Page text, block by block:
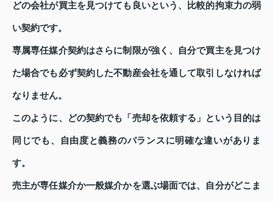
どの会社が買主を見つけても良いという、比較的拘束力の弱
い契約です。
専属専任媒介契約はさらに制限が強く、自分で買主を見つけ
た場合でも必ず契約した不動産会社を通して取引しなければ
なりません。
このように、どの契約でも「売却を依頼する」という目的は
同じでも、自由度と義務のバランスに明確な違いがありま
す。
売主が専任媒介か一般媒介かを選ぶ場面では、自分がどこま